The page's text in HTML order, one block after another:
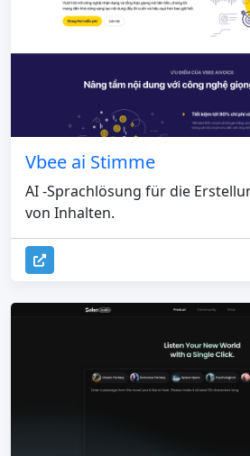
Vbee ai Stimme
AI -Sprachlösung für die
von Inhalten.